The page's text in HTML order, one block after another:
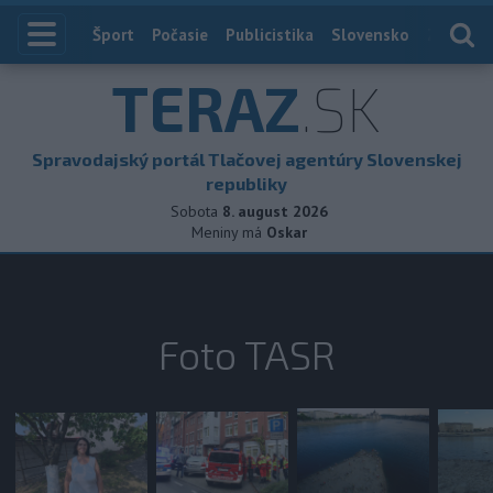
Index
Šport Počasie Publicistika Slovensko
TERAZ.SK
Spravodajský portál Tlačovej agentúry Slovenskej
republiky
Sobota 8. august 2026
Meniny má Oskar
Foto TASR